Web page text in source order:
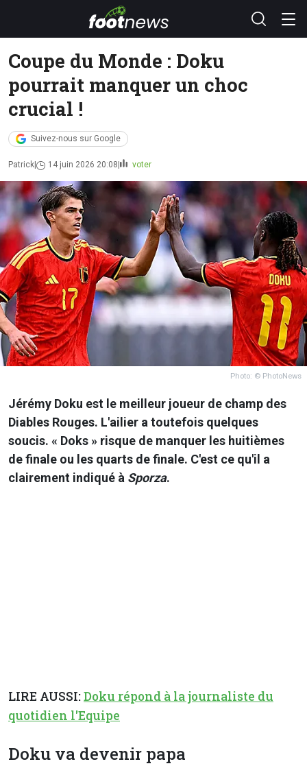
Coupe du Monde : Doku
pourrait manquer un choc
crucial !
Suivez-nous sur Google
Patrick 14 juin 2026 20:08 voter
Photo: © PhotoNews
Jérémy Doku est le meilleur joueur de champ des
Diables Rouges. L'ailier a toutefois quelques
soucis. « Doks » risque de manquer les huitièmes
de finale ou les quarts de finale. C'est ce qu'il a
clairement indiqué à Sporza.
LIRE AUSSI:Doku répond à la journaliste du
quotidien l'Equipe
Doku va devenir papa